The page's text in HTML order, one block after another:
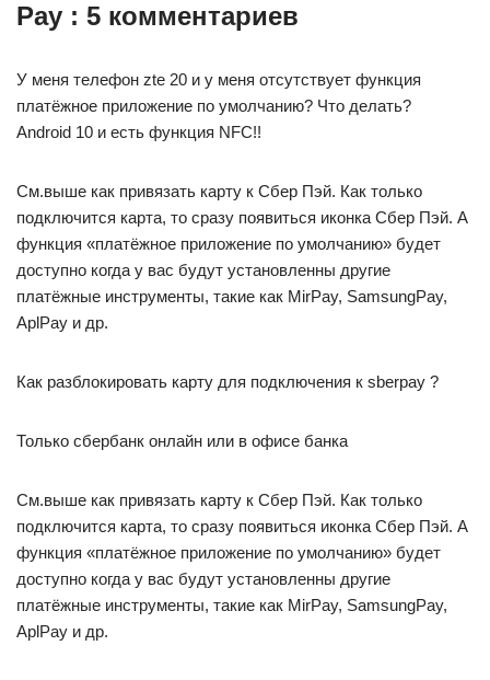
Pay : 5 комментариев
У меня телефон zte 20 и у меня отсутствует функция
платёжное приложение по умолчанию? Что делать?
Android 10 и есть функция NFC!!
См.выше как привязать карту к Сбер Пэй. Как только
подключится карта, то сразу появиться иконка Сбер Пэй. А
функция «платёжное приложение по умолчанию» будет
доступно когда у вас будут установленны другие
платёжные инструменты, такие как MirPay, SamsungPay,
AplPay и др.
Как разблокировать карту для подключения к sberpay ?
Только сбербанк онлайн или в офисе банка
См.выше как привязать карту к Сбер Пэй. Как только
подключится карта, то сразу появиться иконка Сбер Пэй. А
функция «платёжное приложение по умолчанию» будет
доступно когда у вас будут установленны другие
платёжные инструменты, такие как MirPay, SamsungPay,
AplPay и др.